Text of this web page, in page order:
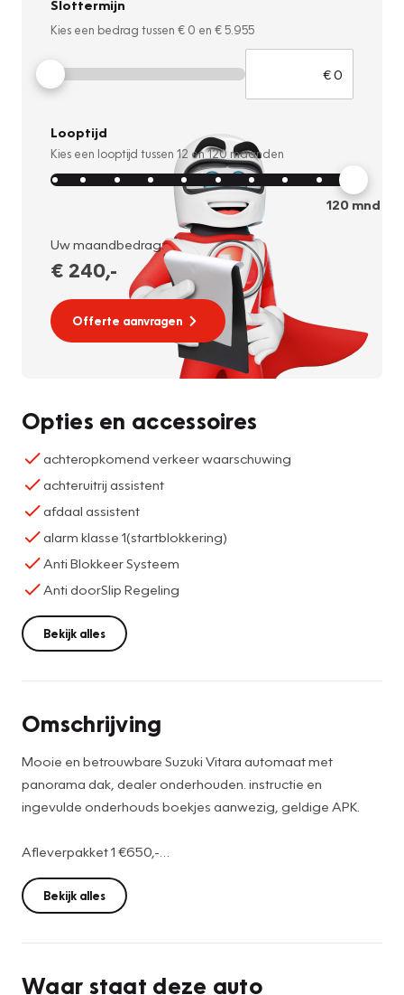
Slottermijn
Kies een bedrag tussen € 0 en € 5.955
Looptijd
Kies een looptijd tussen 12 en120 maanden
120mnd
Uw maandbedrag:
€ 240,-
Offerte aanvragen
Opties en accessoires
achteropkomend verkeer waarschuwing
achteruitrij assistent
afdaal assistent
alarm klasse 1(startblokkering)
Anti Blokkeer Systeem
Anti doorSlip Regeling
Bekijk alles
Omschrijving
Mooie en betrouwbare Suzuki Vitara automaat met
panorama dak, dealer onderhouden. instructie en
ingevulde onderhouds boekjes aanwezig, geldige APK.
Afleverpakket 1 €650,-
-Onderhoudsbeurt volgens interval fabrikant
-Airco servicebeurt
-6 maanden vakgarage Jan Kok garantie
Bekijk alles
Waar staat deze auto